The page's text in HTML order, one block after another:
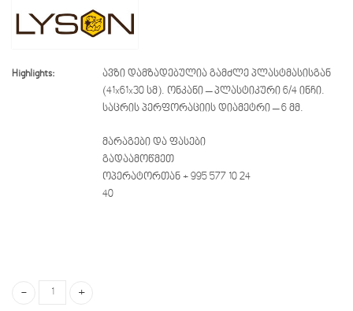
Highlights:
ავზი დამზადებულია გამძლე პლასტმასისგან
(41x61x30 სმ). ონკანი – პლასტიკური 6/4 ინჩი.
საცრის პერფორაციის დიამეტრი – 6 მმ.
მარაგები და ფასები
გადაამოწმეთ
ოპერატორთან + 995 577 10 24
40